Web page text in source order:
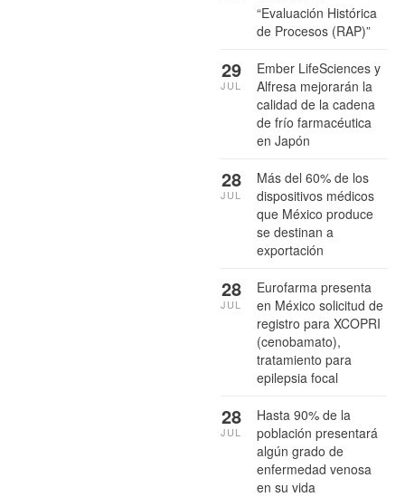
“Evaluación Histórica
de Procesos (RAP)”
Ember LifeSciences y
Alfresa mejorarán la
calidad de la cadena
de frío farmacéutica
en Japón
29
JUL
Más del 60% de los
dispositivos médicos
que México produce
se destinan a
exportación
28
JUL
Eurofarma presenta
en México solicitud de
registro para XCOPRI
(cenobamato),
tratamiento para
epilepsia focal
28
JUL
Hasta 90% de la
población presentará
algún grado de
enfermedad venosa
en su vida
28
JUL